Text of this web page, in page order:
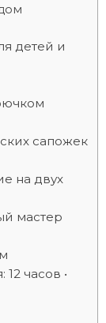
детей и
сапожек
на двух
мастер
часов •